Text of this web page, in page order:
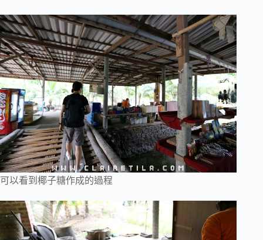
可以看到椰子糖作成的過程